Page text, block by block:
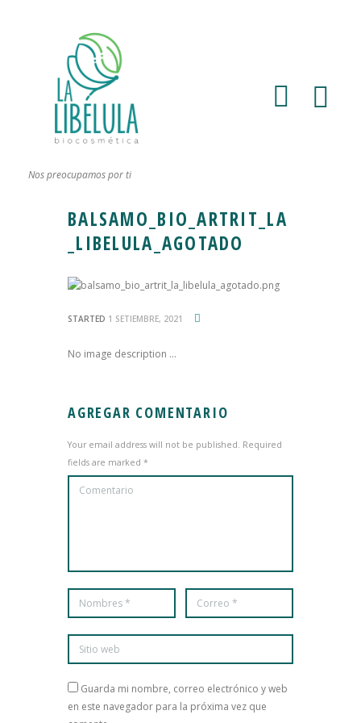
Nos preocupamos por ti
BALSAMO_BIO_ARTRIT_LA
_LIBELULA_AGOTADO
STARTED 1 SETIEMBRE, 2021
No image description ...
AGREGAR COMENTARIO
Your email address will not be published. Required
fields are marked *
Guarda mi nombre, correo electrónico y web
en este navegador para la próxima vez que